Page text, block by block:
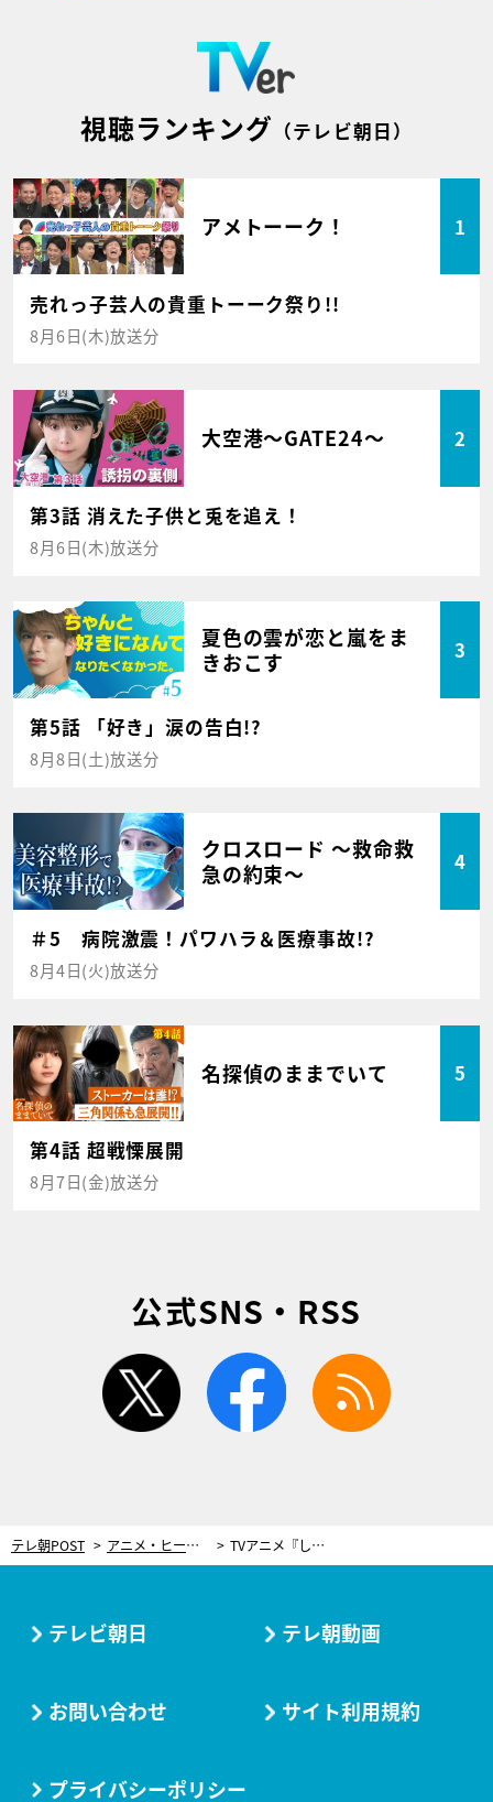
視聴ランキング （テレビ朝日）
アメトーーク！ 1
売れっ子芸人の貴重トーーク祭り!!
8月6日(木)放送分
大空港～GATE24～ 2
第3話 消えた子供と兎を追え！
8月6日(木)放送分
夏色の雲が恋と嵐をま
きおこす
3
第5話 「好き」涙の告白!?
8月8日(土)放送分
クロスロード ～救命救
急の約束～
4
＃5 病院激震！パワハラ＆医療事故!?
8月4日(火)放送分
名探偵のままでいて 5
第4話 超戦慄展開
8月7日(金)放送分
公式SNS・RSS
twitter facebook
テレ朝POST アニメ・ヒーロー TVアニメ『しろたん』本PV解禁！花咲心優、日高里菜、岩井里世の出演も決定
テレビ朝日 テレ朝動画
お問い合わせ サイト利用規約
プライバシーポリシー